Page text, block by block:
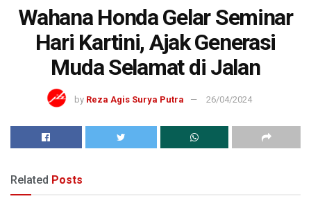
Wahana Honda Gelar Seminar
Hari Kartini, Ajak Generasi
Muda Selamat di Jalan
by Reza Agis Surya Putra 26/04/2024
Related Posts